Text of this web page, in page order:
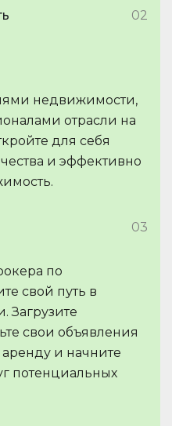
02
недвижимости,
отрасли на
для себя
и эффективно
03
по
свой путь в
Загрузите
свои объявления
и начните
потенциальных